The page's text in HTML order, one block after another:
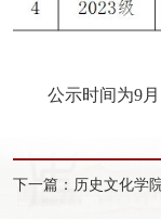
公示时间为9
下一篇：历史文化学